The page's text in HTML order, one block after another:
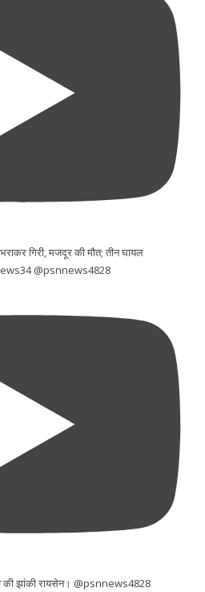
गिरी, मजदूर की मौत; तीन घायल
@psnnews4828
की झांकी रायसेन। @psnnews4828